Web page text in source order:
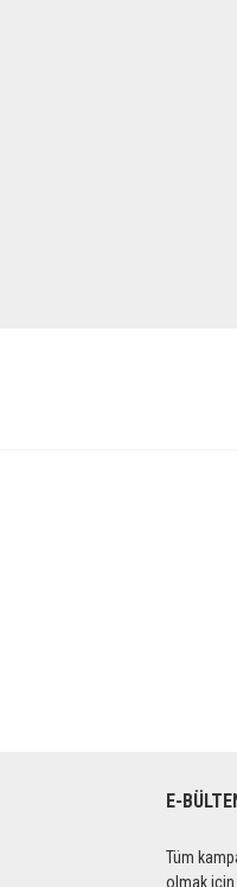
E-
Tüm
olmak için